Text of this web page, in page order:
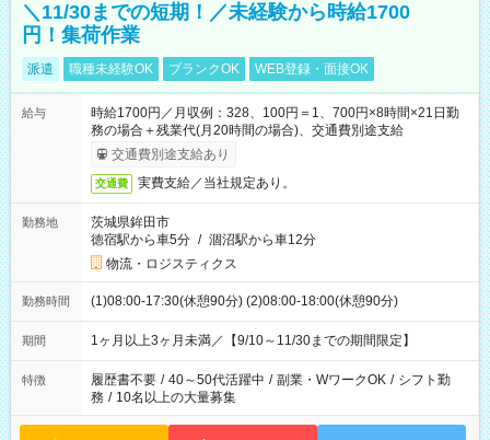
＼11/30までの短期！／未経験から時給1700
円！集荷作業
派遣 職種未経験OK ブランクOK WEB登録・面接OK
給与
時給1700円／月収例：328、100円＝1、700円×8時間×21日勤
務の場合＋残業代(月20時間の場合)、交通費別途支給
交通費別途支給あり
交通費 実費支給／当社規定あり。
勤務地
茨城県鉾田市
徳宿駅から車5分 / 涸沼駅から車12分
物流・ロジスティクス
勤務時間 (1)08:00-17:30(休憩90分) (2)08:00-18:00(休憩90分)
期間 1ヶ月以上3ヶ月未満／【9/10～11/30までの期間限定】
特徴 履歴書不要 / 40～50代活躍中 / 副業・WワークOK / シフト勤
務 / 10名以上の大量募集